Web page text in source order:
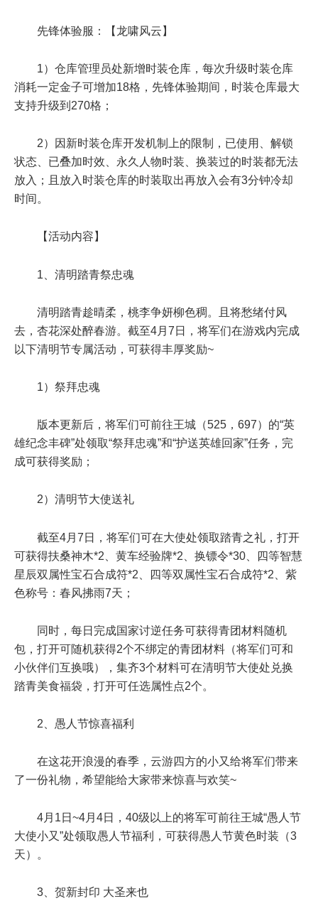
先锋体验服：【龙啸风云】
1）仓库管理员处新增时装仓库，每次升级时装仓库
消耗一定金子可增加18格，先锋体验期间，时装仓库最大
支持升级到270格；
2）因新时装仓库开发机制上的限制，已使用、解锁
状态、已叠加时效、永久人物时装、换装过的时装都无法
放入；且放入时装仓库的时装取出再放入会有3分钟冷却
时间。
【活动内容】
1、清明踏青祭忠魂
清明踏青趁晴柔，桃李争妍柳色稠。且将愁绪付风
去，杏花深处醉春游。截至4月7日，将军们在游戏内完成
以下清明节专属活动，可获得丰厚奖励~
1）祭拜忠魂
版本更新后，将军们可前往王城（525，697）的“英
雄纪念丰碑”处领取“祭拜忠魂”和“护送英雄回家”任务，完
成可获得奖励；
2）清明节大使送礼
截至4月7日，将军们可在大使处领取踏青之礼，打开
可获得扶桑神木*2、黄车经验牌*2、换镖令*30、四等智慧
星辰双属性宝石合成符*2、四等双属性宝石合成符*2、紫
色称号：春风拂雨7天；
同时，每日完成国家讨逆任务可获得青团材料随机
包，打开可随机获得2个不绑定的青团材料（将军们可和
小伙伴们互换哦），集齐3个材料可在清明节大使处兑换
踏青美食福袋，打开可任选属性点2个。
2、愚人节惊喜福利
在这花开浪漫的春季，云游四方的小又给将军们带来
了一份礼物，希望能给大家带来惊喜与欢笑~
4月1日~4月4日，40级以上的将军可前往王城“愚人节
大使小又”处领取愚人节福利，可获得愚人节黄色时装（3
天）。
3、贺新封印 大圣来也